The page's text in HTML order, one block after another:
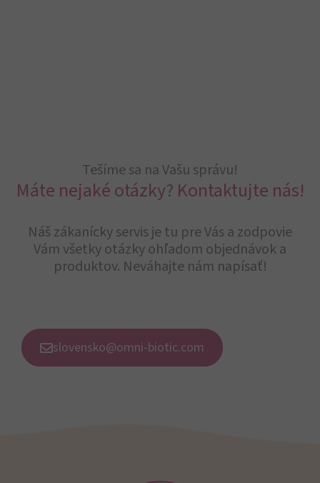
Tešíme sa na Vašu správu!
Máte nejaké otázky? Kontaktujte nás!
Náš zákanícky servis je tu pre Vás a zodpovie
Vám všetky otázky ohľadom objednávok a
produktov. Neváhajte nám napísať!
slovensko@omni-biotic.com